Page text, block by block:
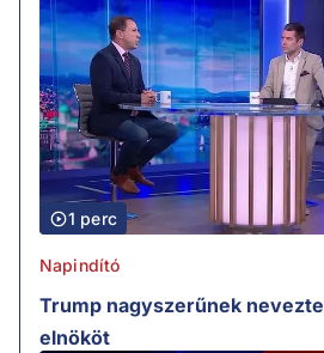
1 perc
Napindító
Trump nagyszerűnek
elnököt